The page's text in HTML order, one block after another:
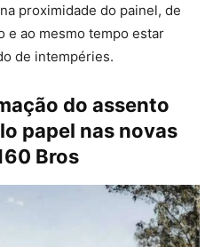
proximidade do painel, de
e ao mesmo tempo estar
de intempéries.
do assento
papel nas novas
Bros